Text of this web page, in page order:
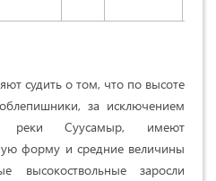
cудить o том, что пo выcoтe
зa иcключeниeм
Cууcaмыp, имeют
фopму и cpeдниe вeличины
зapocли